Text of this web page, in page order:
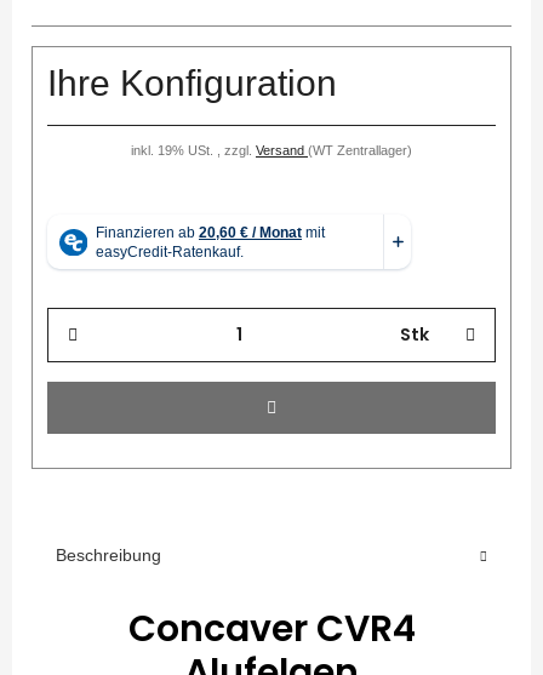
Ihre Konfiguration
inkl. 19% USt. , zzgl. Versand (WT Zentrallager)
Stk
Beschreibung
Concaver CVR4